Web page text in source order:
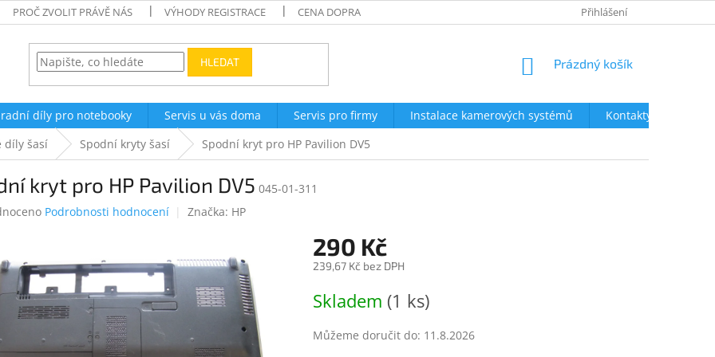
PROČ ZVOLIT PRÁVĚ NÁS VÝHODY REGISTRACE CENA DOPRAVY OBCHODNÍ PODMÍNKY
Přihlášení
HLEDAT
NÁKUPNÍ
Prázdný košík
díly pro notebooky Servis u vás doma Servis pro firmy Instalace kamerových systémů
Kontakty
díly šasí Spodní kryty šasí Spodní kryt pro HP Pavilion DV5
kryt pro HP Pavilion DV5 045-01-311
Podrobnosti hodnocení Značka: HP
290 Kč
239,67 Kč bez DPH
cena:
Skladem (1 ks)
Můžeme doručit do: 11.8.2026